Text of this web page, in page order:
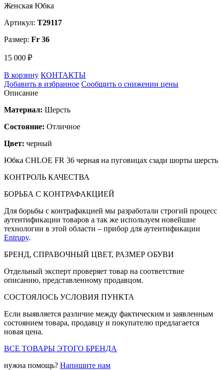
Женская Юбка
Артикул: T29117
Размер: Fr 36
15 000 ₽
В корзину КОНТАКТЫ
Добавить в избранное Сообщить о снижении цены
Описание
Материал: Шерсть
Состояние: Отличное
Цвет: черный
Юбка CHLOE FR 36 черная на пуговицах сзади шорты шерсть
КОНТРОЛЬ КАЧЕСТВА
БОРЬБА С КОНТРАФАКЦИЕЙ
Для борьбы с контрафакцией мы разработали строгий процесс
аутентификации товаров а так же используем новейшие
технологии в этой области – прибор для аутентификации
Entrupy.
БРЕНД, СПРАВОЧНЫЙ ЦВЕТ, РАЗМЕР ОБУВИ
Отдельный эксперт проверяет товар на соответствие
описанию, представленному продавцом.
СОСТОЯЛОСЬ УСЛОВИЯ ПУНКТА
Если выявляется различие между фактическим и заявленным
состоянием товара, продавцу и покупателю предлагается
новая цена.
ВСЕ ТОВАРЫ ЭТОГО БРЕНДА
нужна помощь? Напишите нам